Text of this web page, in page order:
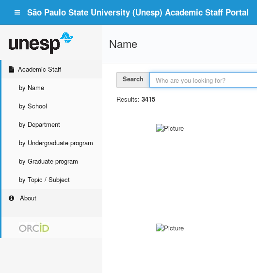
São Paulo State University (Unesp) Academic Staff Portal
Academic Staff
by Name
by School
by Department
by Undergraduate program
by Graduate program
by Topic / Subject
About
Name
Search
Results: 3415